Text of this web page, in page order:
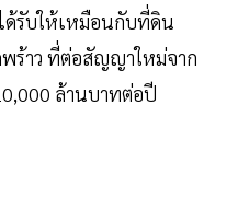
รับให้เหมือนกับที่ดิน
ร้าว ที่ต่อสัญญาใหม่จาก
ล้านบาทต่อปี